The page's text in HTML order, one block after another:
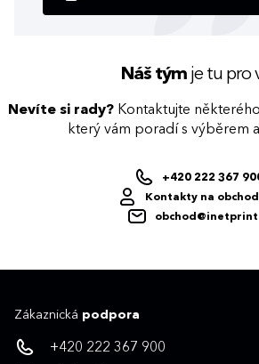
Náš týmje tu pro
Nevíte si rady? Kontaktujte
který vám poradí s výběrem
+420 222 367
Kontakty na
Zákaznická podpora
+420 222 367 900